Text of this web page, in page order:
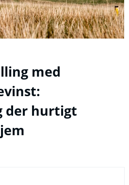
med
der hurtigt